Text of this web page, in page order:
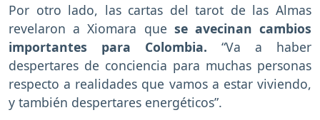
Por otro lado, las cartas del tarot de las Almas
revelaron a Xiomara que se avecinan cambios
importantes para Colombia. “Va a haber
despertares de conciencia para muchas personas
respecto a realidades que vamos a estar viviendo,
y también despertares energéticos”.